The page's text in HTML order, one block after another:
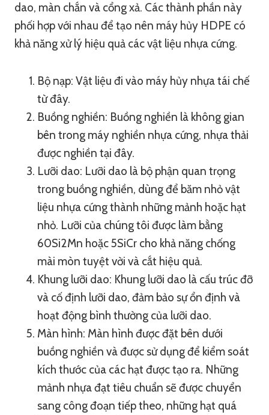
dao, màn chắn và cổng xả. Các thành phần này
phối hợp với nhau để tạo nên máy hủy HDPE có
khả năng xử lý hiệu quả các vật liệu nhựa cứng.
Bộ nạp: Vật liệu đi vào máy hủy nhựa tái chế
từ đây.
Buồng nghiền: Buồng nghiền là không gian
bên trong máy nghiền nhựa cứng, nhựa thải
được nghiền tại đây.
Lưỡi dao: Lưỡi dao là bộ phận quan trọng
trong buồng nghiền, dùng để băm nhỏ vật
liệu nhựa cứng thành những mảnh hoặc hạt
nhỏ. Lưỡi của chúng tôi được làm bằng
60Si2Mn hoặc 5SiCr cho khả năng chống
mài mòn tuyệt vời và cắt hiệu quả.
Khung lưỡi dao: Khung lưỡi dao là cấu trúc đỡ
và cố định lưỡi dao, đảm bảo sự ổn định và
hoạt động bình thường của lưỡi dao.
Màn hình: Màn hình được đặt bên dưới
buồng nghiền và được sử dụng để kiểm soát
kích thước của các hạt được tạo ra. Những
mảnh nhựa đạt tiêu chuẩn sẽ được chuyển
sang công đoạn tiếp theo, những hạt quá